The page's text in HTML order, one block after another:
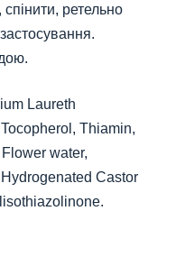
ретельно
Laureth
Thiamin,
water,
Castor